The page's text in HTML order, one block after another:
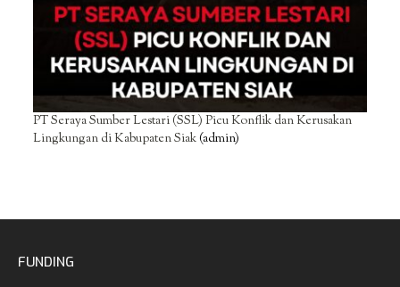
PT Seraya Sumber Lestari (SSL) Picu Konflik dan Kerusakan
Lingkungan di Kabupaten Siak(admin)
FUNDING